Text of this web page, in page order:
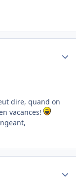
dire, quand on
vacances!